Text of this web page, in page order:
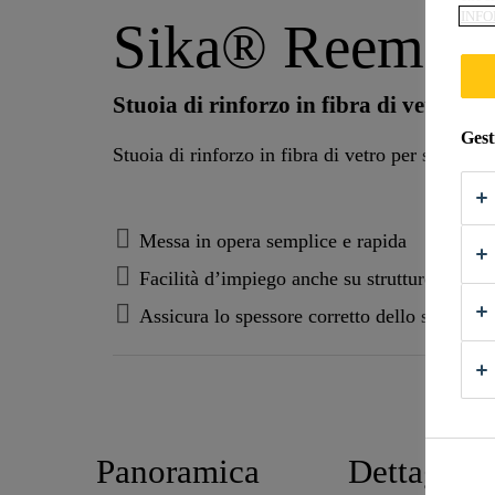
Sika® Reemat
Stuoia di rinforzo in fibra di vetro
Messa in opera semplice e rapida
Facilità d’impiego anche su strutture
Assicura lo spessore corretto dello strato di
Panoramica Dettagli